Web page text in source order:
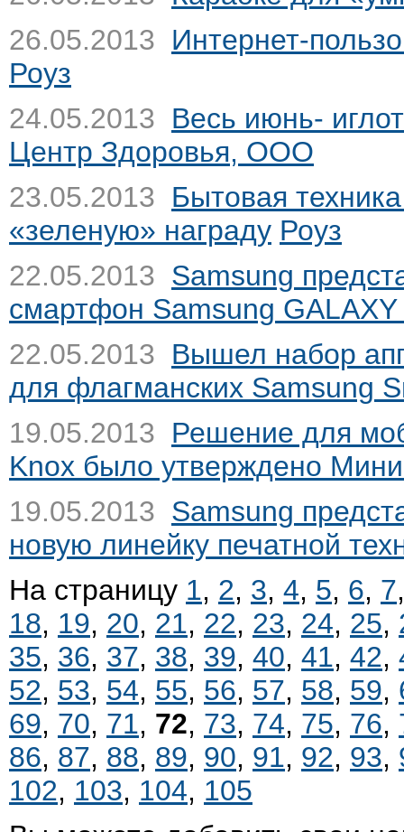
26.05.2013 Интернет-
Роуз
24.05.2013 Весь июнь-
Центр Здоровья, ООО
23.05.2013 Бытовая
«зеленую» награду Роуз
22.05.2013 Samsung
смартфон Samsung GALAXY
22.05.2013 Вышел набор
для флагманских Samsung
19.05.2013 Решение для
Knox было утверждено
19.05.2013 Samsung
новую линейку печатной
На страницу 1, 2, 3, 4, 5, 6, 7
18, 19, 20, 21, 22, 23, 24, 25,
35, 36, 37, 38, 39, 40, 41, 42,
52, 53, 54, 55, 56, 57, 58, 59,
69, 70, 71, 72, 73, 74, 75, 76,
86, 87, 88, 89, 90, 91, 92, 93,
102, 103, 104, 105